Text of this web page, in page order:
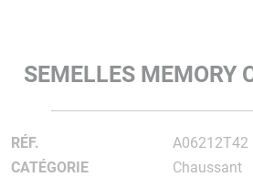
SEMELLES MEMORY
RÉF.
A06212T42
CATÉGORIE
Chaussant